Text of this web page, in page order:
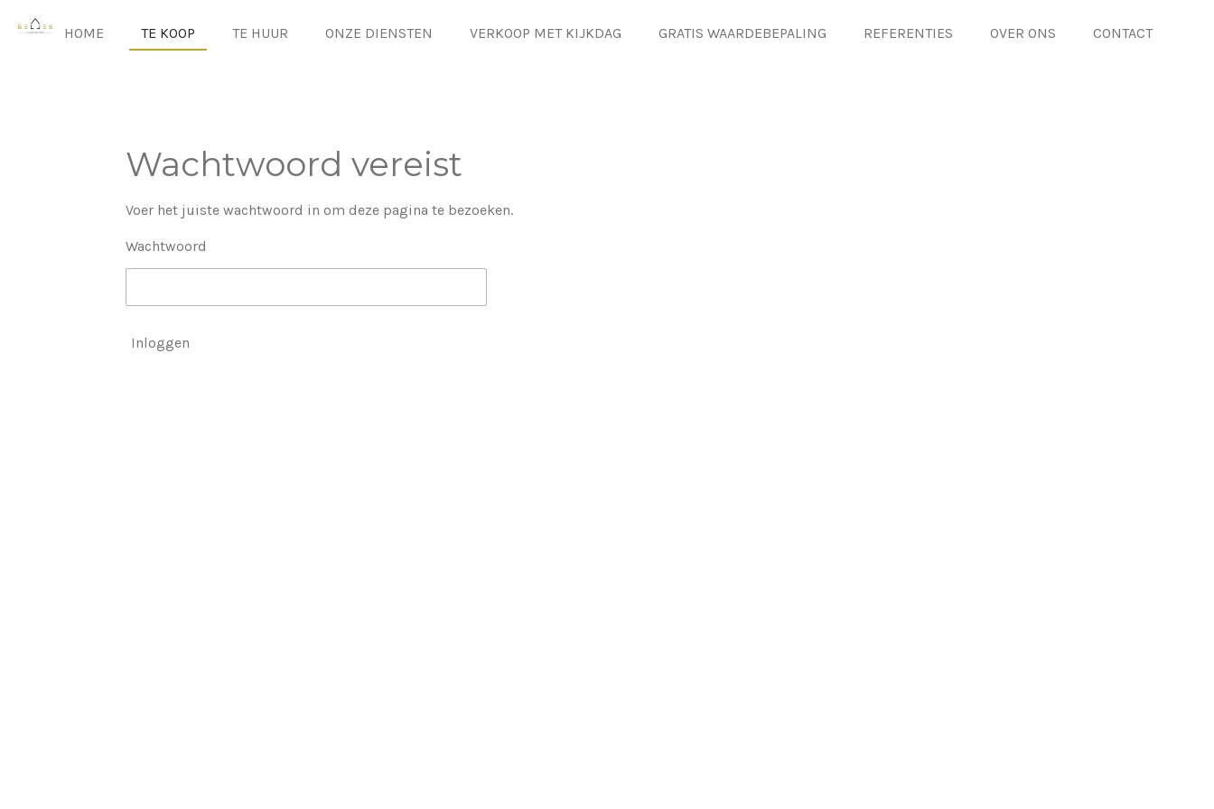
HOME TE KOOP TE HUUR ONZE DIENSTEN VERKOOP MET KIJKDAG GRATIS WAARDEBEPALING REFERENTIES OVER ONS CONTACT
Wachtwoord vereist
Voer het juiste wachtwoord in om deze pagina te bezoeken.
Wachtwoord
Inloggen